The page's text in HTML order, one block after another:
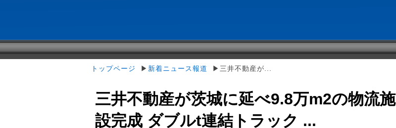
トップページ ▶ 新着ニュース報道 ▶三井不動産が...
三井不動産が茨城に延べ9.8万m2の物流施
設完成 ダブルt連結トラック ...